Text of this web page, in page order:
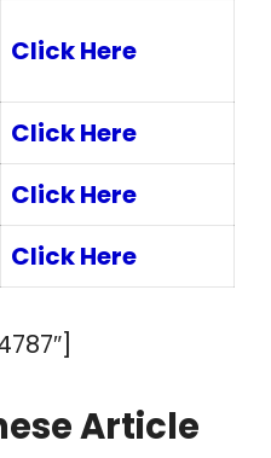
Click Here
Click Here
Click Here
Click Here
Article